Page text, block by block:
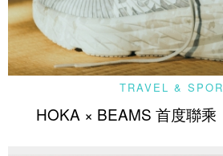
TRAVEL &
HOKA × BEAMS 首度聯